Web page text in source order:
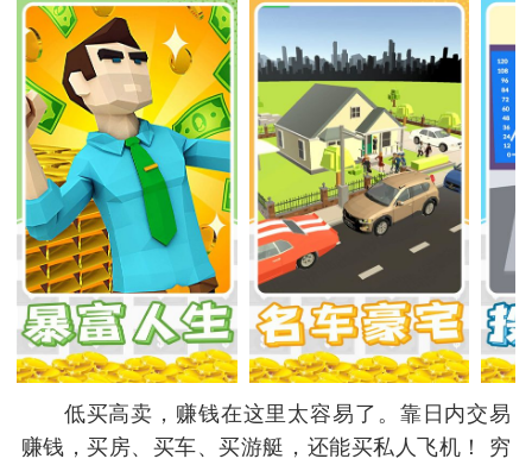
低买高卖，赚钱在这里太容易了。靠日内交易
赚钱，买房、买车、买游艇，还能买私人飞机！ 穷